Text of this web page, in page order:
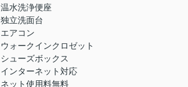
温水洗浄便座
独立洗面台
エアコン
ウォークインクロゼット
シューズボックス
インターネット対応
ネット使用料無料